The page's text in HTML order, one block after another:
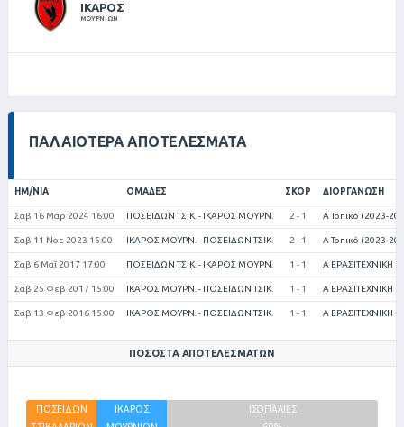
ΙΚΑΡΟΣ
ΜΟΥΡΝΙΩΝ
ΠΑΛΑΙΌΤΕΡΑ ΑΠΟΤΕΛΈΣΜΑΤΑ
ΗΜ/ΝΊΑ ΟΜΆΔΕΣ ΣΚΟΡ ΔΙΟΡΓΆΝΩΣΗ
Σαβ 16 Μαρ 2024 16:00 ΠΟΣΕΙΔΩΝ ΤΣΙΚ. - ΙΚΑΡΟΣ ΜΟΥΡΝ. 2 - 1 Α Τοπικό (2023-
Σαβ 11 Νοε 2023 15:00 ΙΚΑΡΟΣ ΜΟΥΡΝ. - ΠΟΣΕΙΔΩΝ ΤΣΙΚ. 2 - 1 Α Τοπικό (2023-
Σαβ 6 Μαΐ 2017 17:00 ΠΟΣΕΙΔΩΝ ΤΣΙΚ. - ΙΚΑΡΟΣ ΜΟΥΡΝ. 1 - 1 Α ΕΡΑΣΙΤΕΧΝΙΚΗ
Σαβ 25 Φεβ 2017 15:00 ΙΚΑΡΟΣ ΜΟΥΡΝ. - ΠΟΣΕΙΔΩΝ ΤΣΙΚ. 1 - 1 Α ΕΡΑΣΙΤΕΧΝΙΚΗ
Σαβ 13 Φεβ 2016 15:00 ΙΚΑΡΟΣ ΜΟΥΡΝ. - ΠΟΣΕΙΔΩΝ ΤΣΙΚ. 1 - 1 Α ΕΡΑΣΙΤΕΧΝΙΚΗ
ΠΟΣΟΣΤΆ ΑΠΟΤΕΛΕΣΜΆΤΩΝ
ΠΟΣΕΙΔΩΝ
ΙΚΑΡΟΣ
ΙΣΟΠΑΛΙΕΣ